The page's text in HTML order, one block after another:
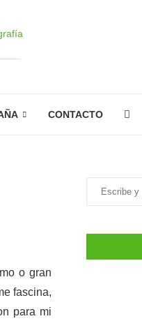
CONTACTO
o gran
fascina,
para mi